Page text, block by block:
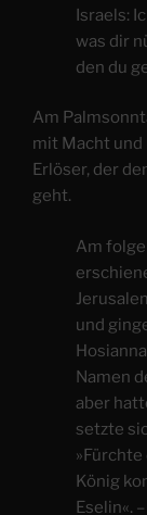
Israels:
was dir
den du
Am
mit Macht und
Erlöser, der
geht.
Am
und
Namen
aber
setzte
König
Eselin«.